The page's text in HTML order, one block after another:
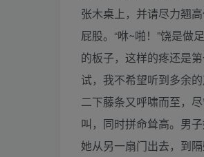
张木桌上，并请尽力翘
屁股。“咻~啪！”饶是做
的板子，这样的疼还是
试，我不希望听到多余
二下藤条又呼啸而至，
叫，同时拼命耸高。男
她从另一扇门出去，到